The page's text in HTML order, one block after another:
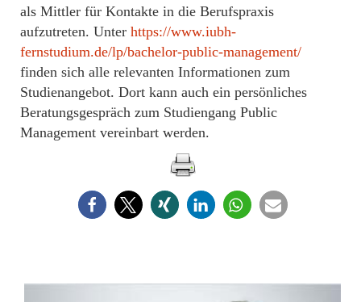
als Mittler für Kontakte in die Berufspraxis
aufzutreten. Unter https://www.iubh-
fernstudium.de/lp/bachelor-public-management/
finden sich alle relevanten Informationen zum
Studienangebot. Dort kann auch ein persönliches
Beratungsgespräch zum Studiengang Public
Management vereinbart werden.